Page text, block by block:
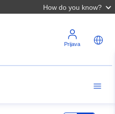
How do you know?
Prijava